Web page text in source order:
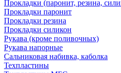
Прокладки (паронит, резина,
Прокладки паронит
Прокладки резина
Прокладки силикон
Рукава (кроме поливочных)
Рукава напорные
Сальниковая набивка, каболка
Техпластины